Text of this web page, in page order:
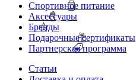
Спортивное питание
Аксессуары
Бренды
Подарочные сертификаты
Партнерская программа
Статьи